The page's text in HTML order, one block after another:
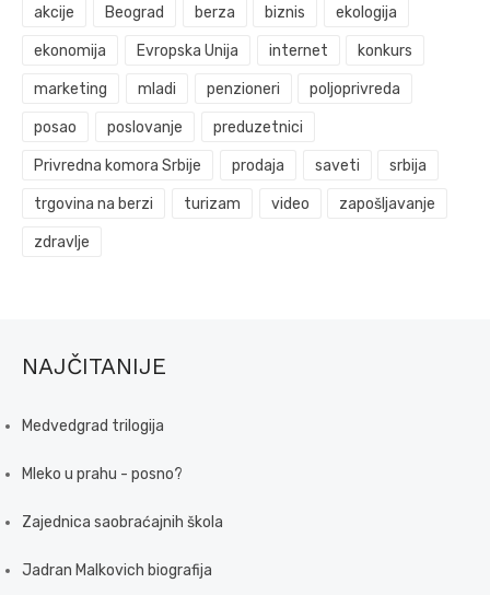
akcije Beograd berza biznis ekologija
ekonomija Evropska Unija internet konkurs
marketing mladi penzioneri poljoprivreda
posao poslovanje preduzetnici
Privredna komora Srbije prodaja saveti srbija
trgovina na berzi turizam video zapošljavanje
zdravlje
NAJČITANIJE
Medvedgrad trilogija
Mleko u prahu - posno?
Zajednica saobraćajnih škola
Jadran Malkovich biografija